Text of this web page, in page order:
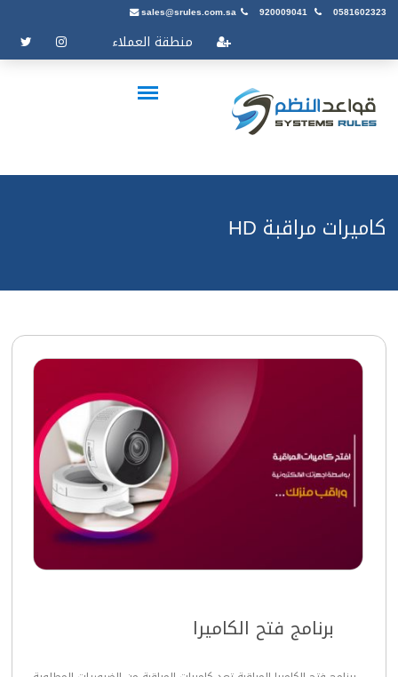
sales@srules.com.sa 920009041 0581602323
منطقة العملاء
كاميرات مراقبة HD
برنامج فتح الكاميرا